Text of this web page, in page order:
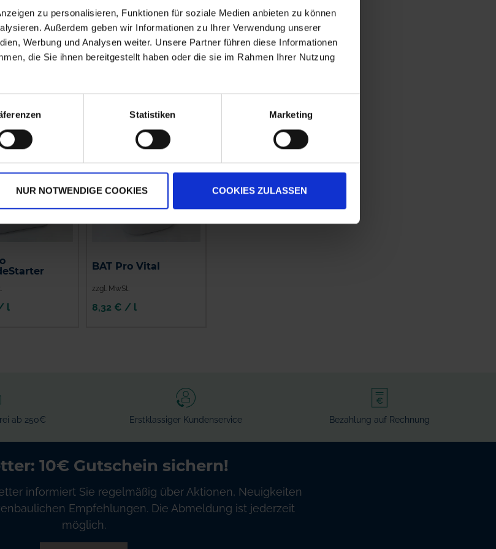
zu personalisieren, Funktionen für soziale Medien anbieten zu können
Außerdem geben wir Informationen zu Ihrer Verwendung unserer
Werbung und Analysen weiter. Unsere Partner führen diese Informationen
die Sie ihnen bereitgestellt haben oder die sie im Rahmen Ihrer Nutzung
Statistiken Marketing
NUR NOTWENDIGE COOKIES COOKIES ZULASSEN
SL Epso Profitop
zzgl. MwSt.
1,53 € / kg
l
BAT Pro Vital
zzgl. MwSt.
8,32 € / l
ab 250€ Erstklassiger Kundenservice Bezahlung auf Rechnung
10€ Gutschein sichern!
informiert Sie regelmäßig über Aktionen, Neuigkeiten
Empfehlungen. Die Abmeldung ist jederzeit
möglich.